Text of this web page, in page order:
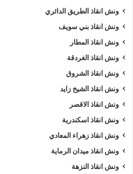
ونش انقاذ الطريق الدائري
ونش انقاذ بني سويف
ونش انقاذ المطار
ونش انقاذ الغردقة
ونش انقاذ الشروق
ونش انقاذ الشيخ زايد
ونش انقاذ الاقصر
ونش انقاذ اسكندرية
ونش انقاذ زهراء المعادي
ونش انقاذ ميدان الرماية
ونش انقاذ النزهة